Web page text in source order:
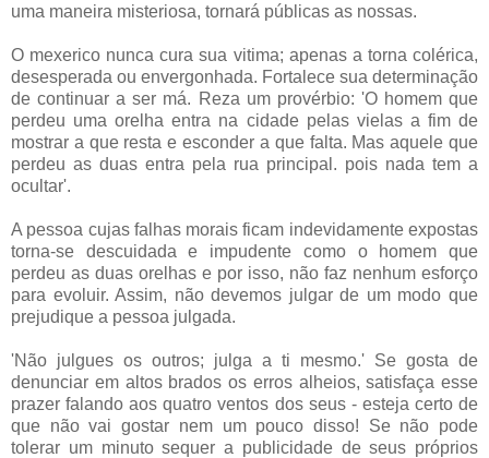
uma maneira misteriosa, tornará públicas as nossas.
O mexerico nunca cura sua vitima; apenas a torna colérica,
desesperada ou envergonhada. Fortalece sua determinação
de continuar a ser má. Reza um provérbio: 'O homem que
perdeu uma orelha entra na cidade pelas vielas a fim de
mostrar a que resta e esconder a que falta. Mas aquele que
perdeu as duas entra pela rua principal. pois nada tem a
ocultar'.
A pessoa cujas falhas morais ficam indevidamente expostas
torna-se descuidada e impudente como o homem que
perdeu as duas orelhas e por isso, não faz nenhum esforço
para evoluir. Assim, não devemos julgar de um modo que
prejudique a pessoa julgada.
'Não julgues os outros; julga a ti mesmo.' Se gosta de
denunciar em altos brados os erros alheios, satisfaça esse
prazer falando aos quatro ventos dos seus - esteja certo de
que não vai gostar nem um pouco disso! Se não pode
tolerar um minuto sequer a publicidade de seus próprios